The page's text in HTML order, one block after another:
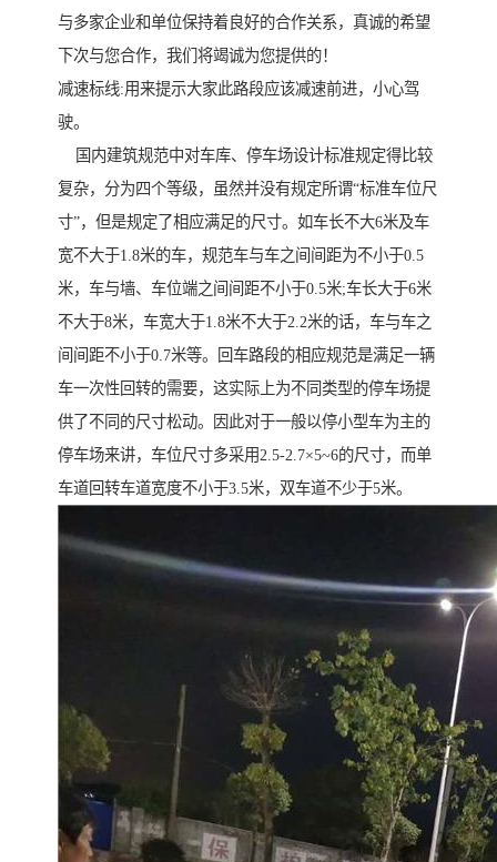
与多家企业和单位保持着良好的合作关系，真诚的希望
下次与您合作，我们将竭诚为您提供的！
减速标线:用来提示大家此路段应该减速前进，小心驾
驶。
国内建筑规范中对车库、停车场设计标准规定得比较
复杂，分为四个等级，虽然并没有规定所谓“标准车位尺
寸”，但是规定了相应满足的尺寸。如车长不大6米及车
宽不大于1.8米的车，规范车与车之间间距为不小于0.5
米，车与墙、车位端之间间距不小于0.5米;车长大于6米
不大于8米，车宽大于1.8米不大于2.2米的话，车与车之
间间距不小于0.7米等。回车路段的相应规范是满足一辆
车一次性回转的需要，这实际上为不同类型的停车场提
供了不同的尺寸松动。因此对于一般以停小型车为主的
停车场来讲，车位尺寸多采用2.5-2.7×5~6的尺寸，而单
车道回转车道宽度不小于3.5米，双车道不少于5米。